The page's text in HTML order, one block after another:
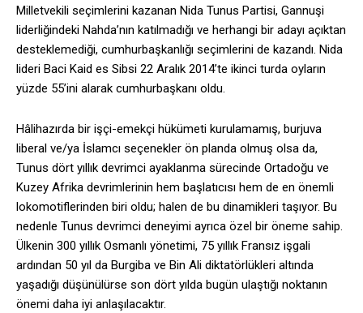
Milletvekili seçimlerini kazanan Nida Tunus Partisi, Gannuşi
liderliğindeki Nahda’nın katılmadığı ve herhangi bir adayı açıktan
desteklemediği, cumhurbaşkanlığı seçimlerini de kazandı. Nida
lideri Baci Kaid es Sibsi 22 Aralık 2014’te ikinci turda oyların
yüzde 55’ini alarak cumhurbaşkanı oldu.
Hâlihazırda bir işçi-emekçi hükümeti kurulamamış, burjuva
liberal ve/ya İslamcı seçenekler ön planda olmuş olsa da,
Tunus dört yıllık devrimci ayaklanma sürecinde Ortadoğu ve
Kuzey Afrika devrimlerinin hem başlatıcısı hem de en önemli
lokomotiflerinden biri oldu; halen de bu dinamikleri taşıyor. Bu
nedenle Tunus devrimci deneyimi ayrıca özel bir öneme sahip.
Ülkenin 300 yıllık Osmanlı yönetimi, 75 yıllık Fransız işgali
ardından 50 yıl da Burgiba ve Bin Ali diktatörlükleri altında
yaşadığı düşünülürse son dört yılda bugün ulaştığı noktanın
önemi daha iyi anlaşılacaktır.